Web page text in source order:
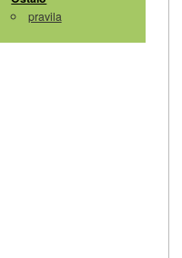
pravila